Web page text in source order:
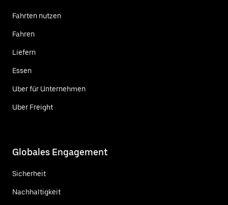
Fahrten nutzen
Fahren
Liefern
Essen
Uber für Unternehmen
Uber Freight
Globales Engagement
Sicherheit
Nachhaltigkeit